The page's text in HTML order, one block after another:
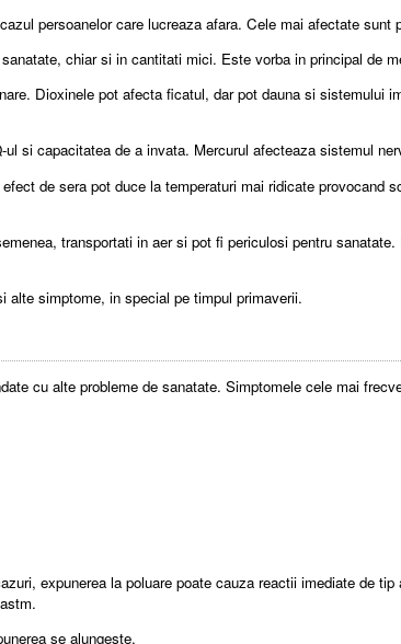
persoanelor care lucreaza afara. Cele mai afectate sunt
chiar si in cantitati mici. Este vorba in principal de
Dioxinele pot afecta ficatul, dar pot dauna si sistemului
si capacitatea de a invata. Mercurul afecteaza sistemul
de sera pot duce la temperaturi mai ridicate provocand
transportati in aer si pot fi periculosi pentru
alte simptome, in special pe timpul primaverii.
cu alte probleme de sanatate. Simptomele cele mai
expunerea la poluare poate cauza reactii imediate de
se alungeste.